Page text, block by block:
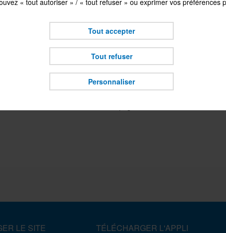
vos choix pendant une durée de 6 mois. Vous pouvez revenir
à tout moment.
Tout accepter
Tout refuser
Personnaliser
La page recherchée a été déplacée,
Veuillez nous en excuser.
LE SITE TÉLÉCHARGER L'APPLI